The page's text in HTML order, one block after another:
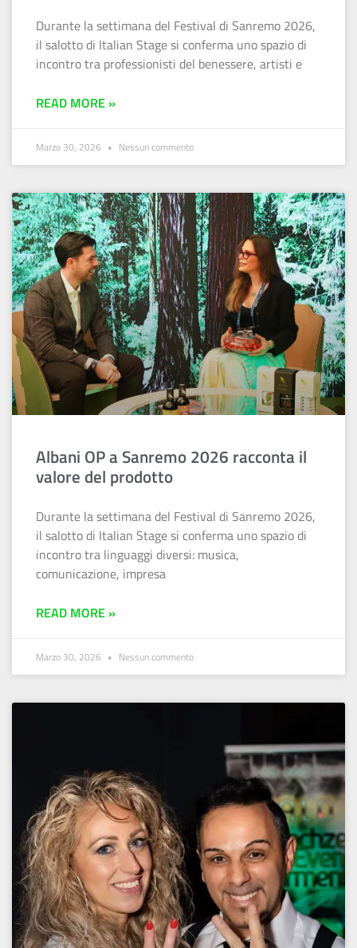
Durante la settimana del Festival di Sanremo 2026,
il salotto di Italian Stage si conferma uno spazio di
incontro tra professionisti del benessere, artisti e
READ MORE »
Marzo 30, 2026 Nessun commento
Albani OP a Sanremo 2026 racconta il
valore del prodotto
Durante la settimana del Festival di Sanremo 2026,
il salotto di Italian Stage si conferma uno spazio di
incontro tra linguaggi diversi: musica,
comunicazione, impresa
READ MORE »
Marzo 30, 2026 Nessun commento